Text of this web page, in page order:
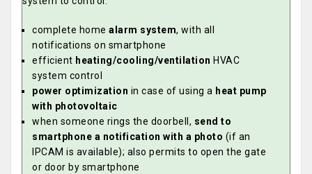
complete home alarm system, with all
notifications on smartphone
efficient heating/cooling/ventilation HVAC
system control
power optimization in case of using a heat pump
with photovoltaic
when someone rings the doorbell, send to
smartphone a notification with a photo (if an
IPCAM is available); also permits to open the gate
or door by smartphone